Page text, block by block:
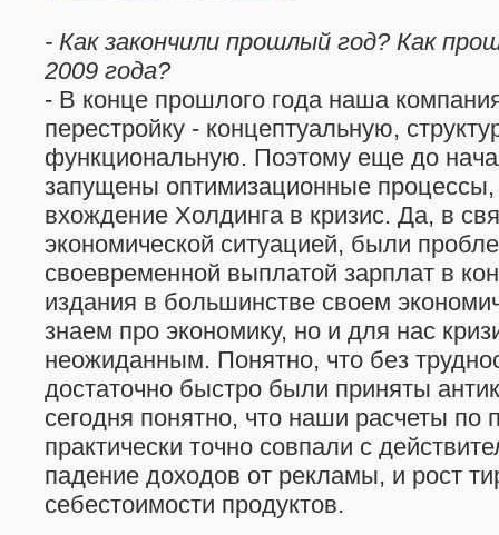
- Как закончили прошлый год? Как
2009 года?
- В конце прошлого года наша
перестройку - концептуальную,
функциональную. Поэтому еще до
запущены оптимизационные процессы,
вхождение Холдинга в кризис. Да, в
экономической ситуацией, были
своевременной выплатой зарплат в
издания в большинстве своем
знаем про экономику, но и для нас
неожиданным. Понятно, что без
достаточно быстро были приняты
сегодня понятно, что наши расчеты по
практически точно совпали с
падение доходов от рекламы, и рост
себестоимости продуктов.